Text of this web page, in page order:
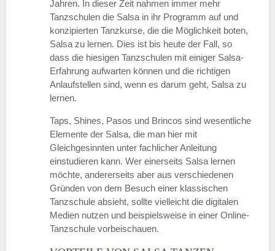
Jahren. In dieser Zeit nahmen immer mehr
Tanzschulen die Salsa in ihr Programm auf und
konzipierten Tanzkurse, die die Möglichkeit boten,
Salsa zu lernen. Dies ist bis heute der Fall, so
dass die hiesigen Tanzschulen mit einiger Salsa-
Erfahrung aufwarten können und die richtigen
Anlaufstellen sind, wenn es darum geht, Salsa zu
lernen.
Taps, Shines, Pasos und Brincos sind wesentliche
Elemente der Salsa, die man hier mit
Gleichgesinnten unter fachlicher Anleitung
einstudieren kann. Wer einerseits Salsa lernen
möchte, andererseits aber aus verschiedenen
Gründen von dem Besuch einer klassischen
Tanzschule absieht, sollte vielleicht die digitalen
Medien nutzen und beispielsweise in einer Online-
Tanzschule vorbeischauen.